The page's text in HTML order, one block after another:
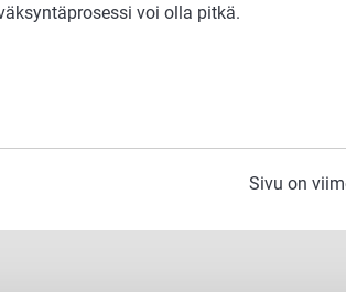
voi olla pitkä.
Sivu on